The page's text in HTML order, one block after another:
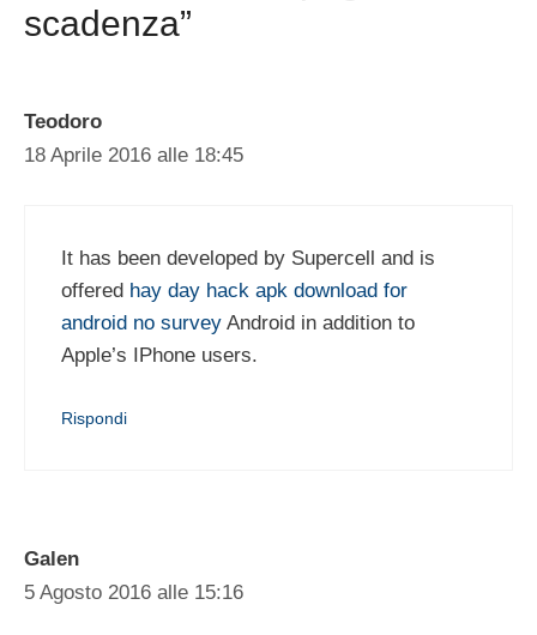
scadenza”
Teodoro
18 Aprile 2016 alle 18:45
It has been developed by Supercell and is
offered hay day hack apk download for
android no survey Android in addition to
Apple’s IPhone users.
Rispondi
Galen
5 Agosto 2016 alle 15:16